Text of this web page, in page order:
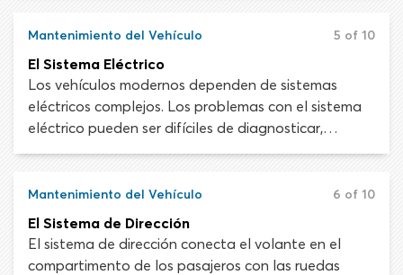
vehículo de forma segura por el tubo de escape. El
mantenimiento del sistema de escape es
importante, ya que las fugas pueden crear una
acumulación peligrosa de gases tóxicos.
Mantenimiento del Vehículo 5 of 10
El Sistema Eléctrico
Los vehículos modernos dependen de sistemas
eléctricos complejos. Los problemas con el sistema
eléctrico pueden ser difíciles de diagnosticar,
aunque a menudo se pueden arreglar con algo tan
nueva. Más allá de esto, manipular las partes
electrónicas del vehículo suele ser tarea de un
técnico capacitado.
Mantenimiento del Vehículo 6 of 10
El Sistema de Dirección
El sistema de dirección conecta el volante en el
compartimento de los pasajeros con las ruedas